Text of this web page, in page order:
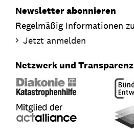
Newsletter abonnieren
Regelmäßig Informationen
Jetzt anmelden
Netzwerk und Transparenz